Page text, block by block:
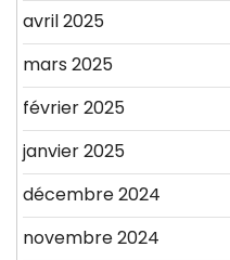
avril 2025
mars 2025
février 2025
janvier 2025
décembre 2024
novembre 2024